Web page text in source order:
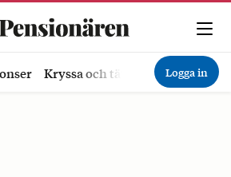
Kryssa och tävla Ekonomi
Logga in